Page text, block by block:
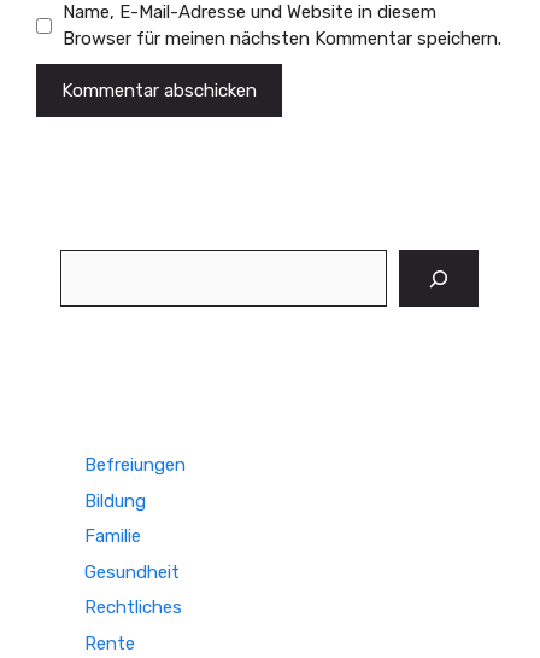
Name, E-Mail-Adresse und Website in diesem
Browser für meinen nächsten Kommentar speichern.
Befreiungen
Bildung
Familie
Gesundheit
Rechtliches
Rente